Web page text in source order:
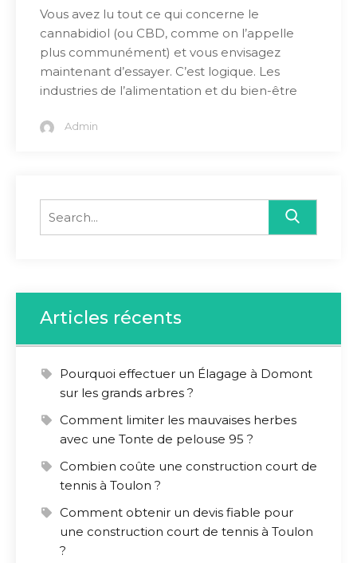
Vous avez lu tout ce qui concerne le
cannabidiol (ou CBD, comme on l’appelle
plus communément) et vous envisagez
maintenant d’essayer. C’est logique. Les
industries de l’alimentation et du bien-être
Admin
for:
Articles récents
Pourquoi effectuer un Élagage à Domont
sur les grands arbres ?
Comment limiter les mauvaises herbes
avec une Tonte de pelouse 95 ?
Combien coûte une construction court de
tennis à Toulon ?
Comment obtenir un devis fiable pour
une construction court de tennis à Toulon
?